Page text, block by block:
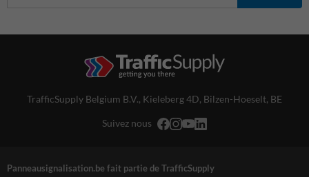
TrafficSupply Belgium B.V., Kieleberg 4D, Bilzen-Hoeselt, BE
Suivez nous
Panneausignalisation.be fait partie de TrafficSupply